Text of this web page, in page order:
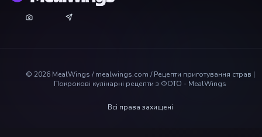
© 2026 MealWings / mealwings.com /Рецепти приготування страв |
Покрокові кулінарні рецепти з ФОТО - MealWings
Всі права захищені